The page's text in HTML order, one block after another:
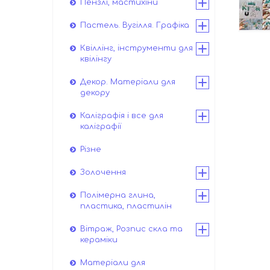
Пензлі, мастихіни
Пастель. Вугілля. Графіка
Квіллінг, інструменти для
квілінгу
Декор. Матеріали для
декору
Каліграфія і все для
каліграфії
Різне
Золочення
Полімерна глина,
пластика, пластилін
Вітраж, Розпис скла та
кераміки
Матеріали для